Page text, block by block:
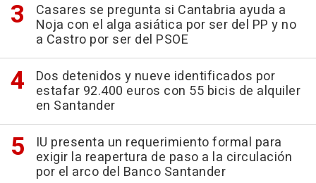
Casares se pregunta si Cantabria ayuda a
Noja con el alga asiática por ser del PP y no
a Castro por ser del PSOE
Dos detenidos y nueve identificados por
estafar 92.400 euros con 55 bicis de alquiler
en Santander
IU presenta un requerimiento formal para
exigir la reapertura de paso a la circulación
por el arco del Banco Santander